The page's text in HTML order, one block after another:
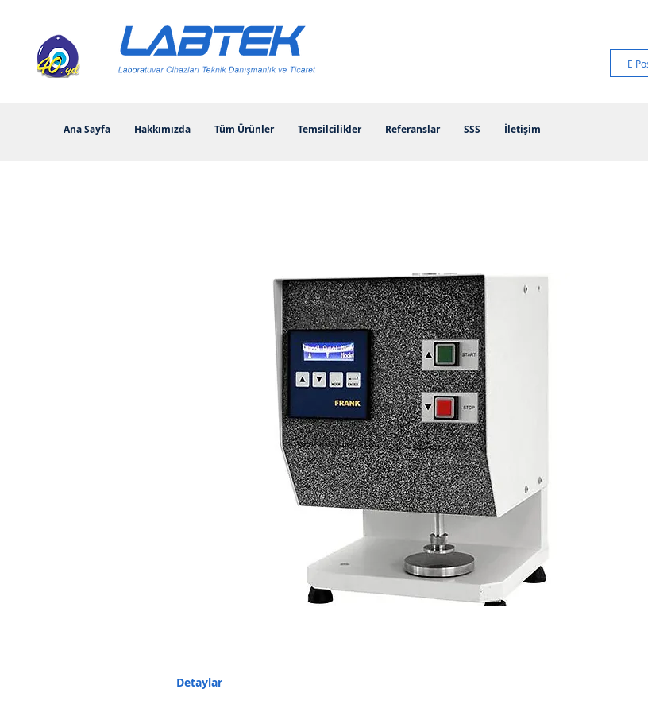
Ana Sayfa Hakkımızda Tüm Ürünler Temsilcilikler Referanslar SSS İletişim
Detaylar